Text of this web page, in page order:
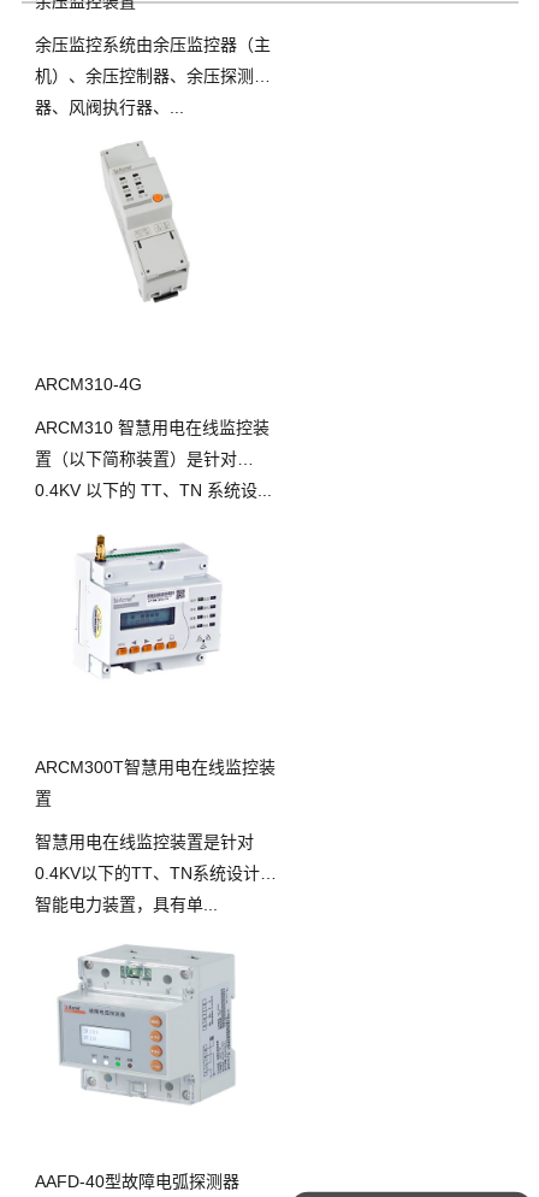
余压监控系统由余压监控器（主
机）、余压控制器、余压探测
器、风阀执行器、...
ARCM310-4G
ARCM310 智慧用电在线监控装
置（以下简称装置）是针对
0.4KV 以下的 TT、TN 系统设...
ARCM300T智慧用电在线监控装
置
智慧用电在线监控装置是针对
0.4KV以下的TT、TN系统设计的
智能电力装置，具有单...
AAFD-40型故障电弧探测器